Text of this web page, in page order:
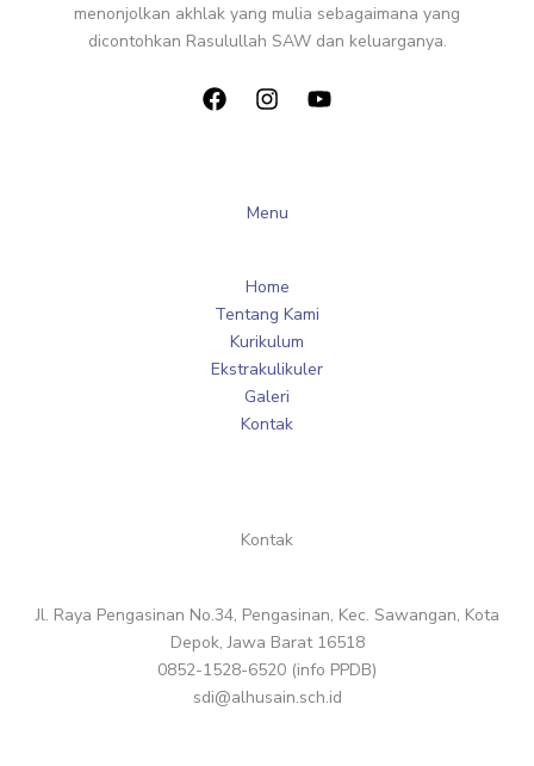
menonjolkan akhlak yang mulia sebagaimana yang
dicontohkan Rasulullah SAW dan keluarganya.
Menu
Home
Tentang Kami
Kurikulum
Ekstrakulikuler
Galeri
Kontak
Kontak
Jl. Raya Pengasinan No.34, Pengasinan, Kec. Sawangan, Kota
Depok, Jawa Barat 16518
0852-1528-6520 (info PPDB)
sdi@alhusain.sch.id